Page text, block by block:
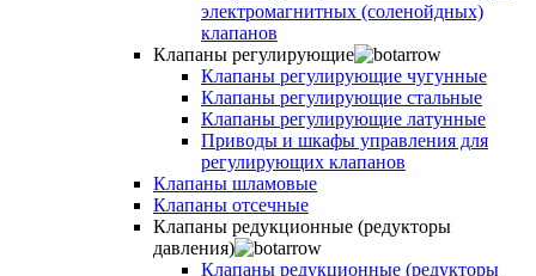
электромагнитных (соленойдных)
клапанов
Клапаны регулирующие
Клапаны регулирующие чугунные
Клапаны регулирующие стальные
Клапаны регулирующие латунные
Приводы и шкафы управления для
регулирующих клапанов
Клапаны шламовые
Клапаны отсечные
Клапаны редукционные (редукторы
давления)
Клапаны редукционные (редукторы